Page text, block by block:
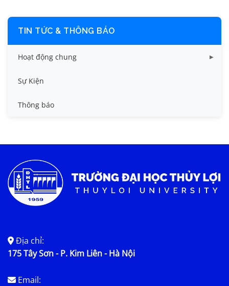
TIN TỨC & THÔNG BÁO
Hoạt động chung
Tin công tác sinh viên
Tin đào tạo
Tin tức chung
Sự Kiện
Thông báo
Địa chỉ:
175 Tây Sơn - P. Kim Liên - Hà Nội
Email: